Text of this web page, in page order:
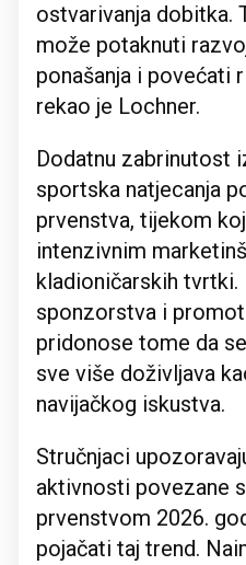
ostvarivanja dobitka.
može potaknuti
ponašanja i povećati
rekao je Lochner.
Dodatnu zabrinutost
sportska natjecanja
prvenstva, tijekom
intenzivnim
kladioničarskih tvrtki.
sponzorstva i
pridonose tome da
sve više doživljava
navijačkog iskustva.
Stručnjaci
aktivnosti povezane
prvenstvom 2026.
pojačati taj trend.